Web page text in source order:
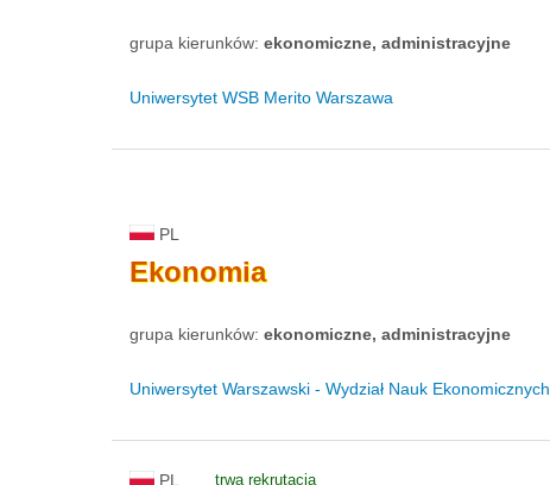
grupa kierunków: ekonomiczne, administracyjne
Uniwersytet WSB Merito Warszawa
PL
Ekonomia
grupa kierunków: ekonomiczne, administracyjne
Uniwersytet Warszawski - Wydział Nauk Ekonomicznych
PL trwa rekrutacja